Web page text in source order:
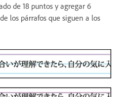
de 18 puntos y agregar 6
los párrafos que siguen a los